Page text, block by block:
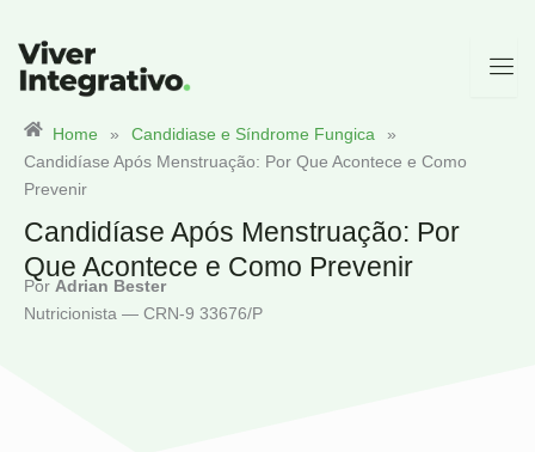
para
conteúdo
Home » Candidiase e Síndrome Fungica
»
Candidíase Após Menstruação: Por Que Acontece e Como
Prevenir
Candidíase Após Menstruação: Por
Que Acontece e Como Prevenir
Por Adrian Bester
Nutricionista — CRN-9 33676/P